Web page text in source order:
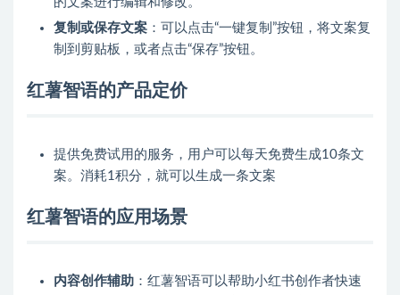
复制或保存文案 ：可以点击“一键复制”按钮，将文案复
制到剪贴板，或者点击“保存”按钮。
红薯智语的产品定价
提供免费试用的服务，用户可以每天免费生成10条文
案。消耗1积分，就可以生成一条文案
红薯智语的应用场景
内容创作辅助 ：红薯智语可以帮助小红书创作者快速